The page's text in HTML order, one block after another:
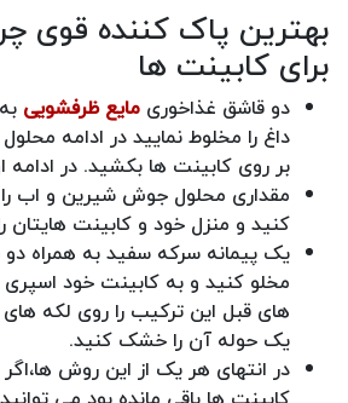
بهترین پاک کننده قوی
برای کابینت ها
دو قاشق غذاخوری مایع ظرفشویی
داغ را مخلوط نمایید در ادامه
بر روی کابینت ها بکشید. در
مقداری محلول جوش شیرین و اب
کنید و منزل خود و کابینت هایتان
یک پیمانه سرکه سفید به همراه دو
مخلو کنید و به کابینت خود
های قبل این ترکیب را روی لکه های
یک حوله آن را خشک کنید.
در انتهای هر یک از این روش